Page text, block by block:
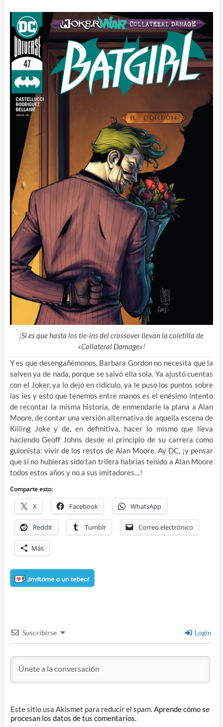
¡Si es que hasta los tie-ins del crossover llevan la coletilla de
«Collateral Damage»!
Y es que desengañémonos, Barbara Gordon no necesita que la
salven ya de nada, porque se salvó ella sola. Ya ajustó cuentas
con el Joker, ya lo dejó en ridículo, ya le puso los puntos sobre
las íes y esto que tenemos entre manos es el enésimo intento
de recontar la misma historia, de enmendarle la plana a Alan
Moore, de contar una versión alternativa de aquella escena de
Killing Joke y de, en definitiva, hacer lo mismo que lleva
haciendo Geoff Johns desde el principio de su carrera como
guionista: vivir de los restos de Alan Moore. Ay DC, ¡y pensar
que si no hubieras sido tan trilera habrías tenido a Alan Moore
todos estos años y no a sus imitadores…!
Comparte esto:
X Facebook WhatsApp
Reddit Tumblr Correo electrónico
Más
Suscribirse Login
Este sitio usa Akismet para reducir el spam. Aprende cómo se
procesan los datos de tus comentarios.